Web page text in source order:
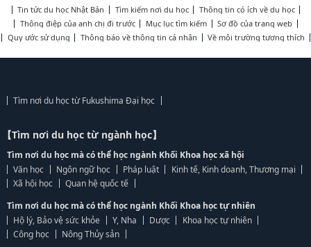
Tin tức du học Nhật Bản Tìm kiếm nơi du học
Thông tin có ích về du học
Thông điệp của anh chị đi trước
Mục lục tìm kiếm
Sơ đồ của trang web
Quy ước sử dụng
Thông báo về thông tin cá nhân Về môi trường tương thích
Tìm nơi du học từ Fukushima Đại học
【Tìm nơi du học từ ngành học】
Tìm nơi du học mà có thể học ngành Khối Khoa học xã hội
Văn học
Ngôn ngữ học Pháp luật
Kinh tế, Kinh doanh, Thương mại
Xã hội học
Quan hệ quốc tế
Tìm nơi du học mà có thể học ngành Khối Khoa học tự nhiên
Hộ lý, Bảo vệ sức khỏe
Y, Nha Dược
Khoa học tự nhiên
Công học
Nông Thủy sản